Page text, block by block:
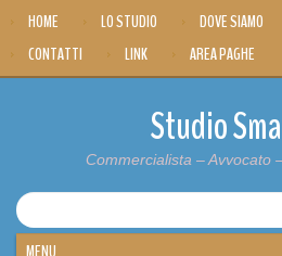
HOME LO STUDIO DOVE SIAMO
CONTATTI
LINK AREA PAGHE
Studio
Commercialista – Avvocato